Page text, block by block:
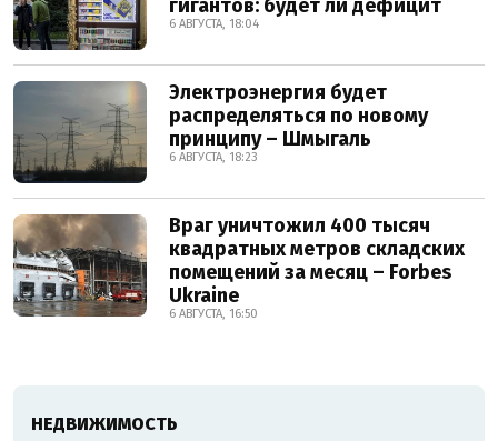
гигантов: будет ли дефицит
6 АВГУСТА, 18:04
Электроэнергия будет
распределяться по новому
принципу – Шмыгаль
6 АВГУСТА, 18:23
Враг уничтожил 400 тысяч
квадратных метров складских
помещений за месяц – Forbes
Ukraine
6 АВГУСТА, 16:50
НЕДВИЖИМОСТЬ